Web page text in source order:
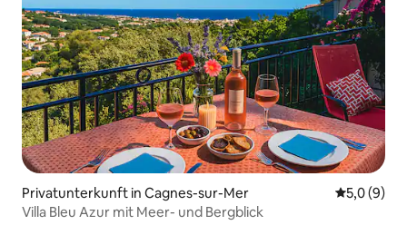
Privatunterkunft in Cagnes-sur-Mer
5,0 (9)
Villa Bleu Azur mit Meer- und Bergblick